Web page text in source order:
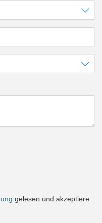
gelesen und akzeptiere